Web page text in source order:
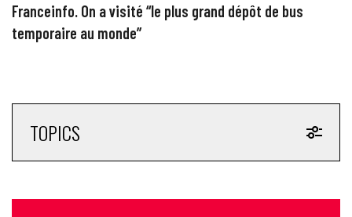
Franceinfo. On a visité “le plus grand dépôt de bus
temporaire au monde”
TOPICS